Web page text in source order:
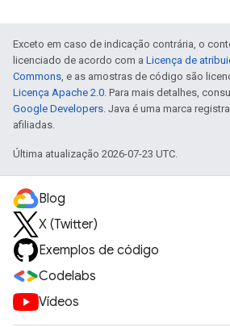
Exceto em caso de indicação contrária, o
licenciado de acordo com a Licença de
Commons, e as amostras de código são
Licença Apache 2.0. Para mais detalhes,
Google Developers. Java é uma marca
afiliadas.
Última atualização 2026-07-23 UTC.
Blog
X (Twitter)
Exemplos de código
Codelabs
Vídeos